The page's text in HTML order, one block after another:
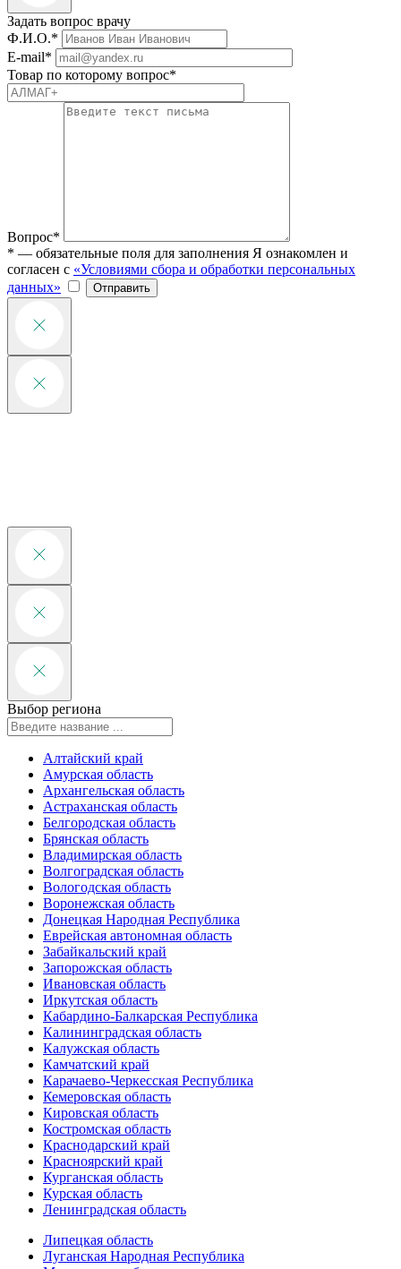
Задать вопрос врачу
Ф.И.О.*
E-mail*
Товар по которому вопрос*
Вопрос*
* — обязательные поля для заполнения Я ознакомлен и
согласен с «Условиями сбора и обработки персональных
данных»
Отправить
Выбор региона
Алтайский край
Амурская область
Архангельская область
Астраханская область
Белгородская область
Брянская область
Владимирская область
Волгоградская область
Вологодская область
Воронежская область
Донецкая Народная Республика
Еврейская автономная область
Забайкальский край
Запорожская область
Ивановская область
Иркутская область
Кабардино-Балкарская Республика
Калининградская область
Калужская область
Камчатский край
Карачаево-Черкесская Республика
Кемеровская область
Кировская область
Костромская область
Краснодарский край
Красноярский край
Курганская область
Курская область
Ленинградская область
Липецкая область
Луганская Народная Республика